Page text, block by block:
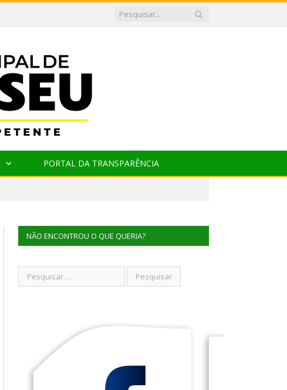
PORTAL DA TRANSPARÊNCIA
NÃO ENCONTROU O QUE QUERIA?